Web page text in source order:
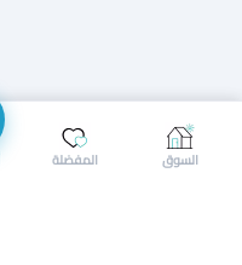
إرسال رسالة
المفضلة السوق